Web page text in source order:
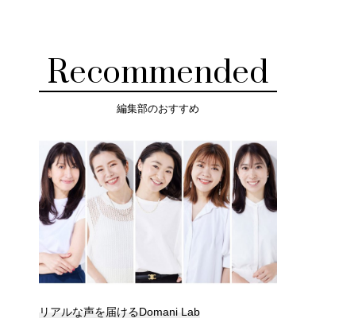
Recommended
編集部のおすすめ
リアルな声を届けるDomani Lab